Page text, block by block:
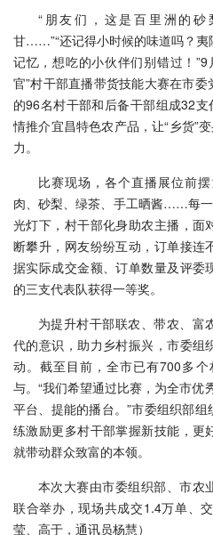
“朋友们，这是百里洲的
甘……”“还记得小时候的味道吗？夷
记忆，想吃的小伙伴们别错过！
官”村干部直播带货技能大赛在市
的96名村干部和后备干部组成32
情推介宜昌特色农产品，让“乡货”
力。
比赛现场，各个直播展位前
肉、砂梨、绿茶、手工晒酱……每一
光灯下，村干部化身助农主播，面
断攀升，网友纷纷互动，订单接连
据实际成交金额、订单数量及评委
的三支代表队获得一等奖。
为提升村干部联农、带农、富
代的意识，助力乡村振兴，市委组
动。截至目前，全市已有700多
与。“我们希望通过比赛，为全市优
平台、提能的播台。”市委组织部
练激励更多村干部掌握新技能，更
就带动群众致富的本领。
本次大赛由市委组织部、市农
联合举办，现场共成交1.4万单、
莹、高于，通讯员杨慧）